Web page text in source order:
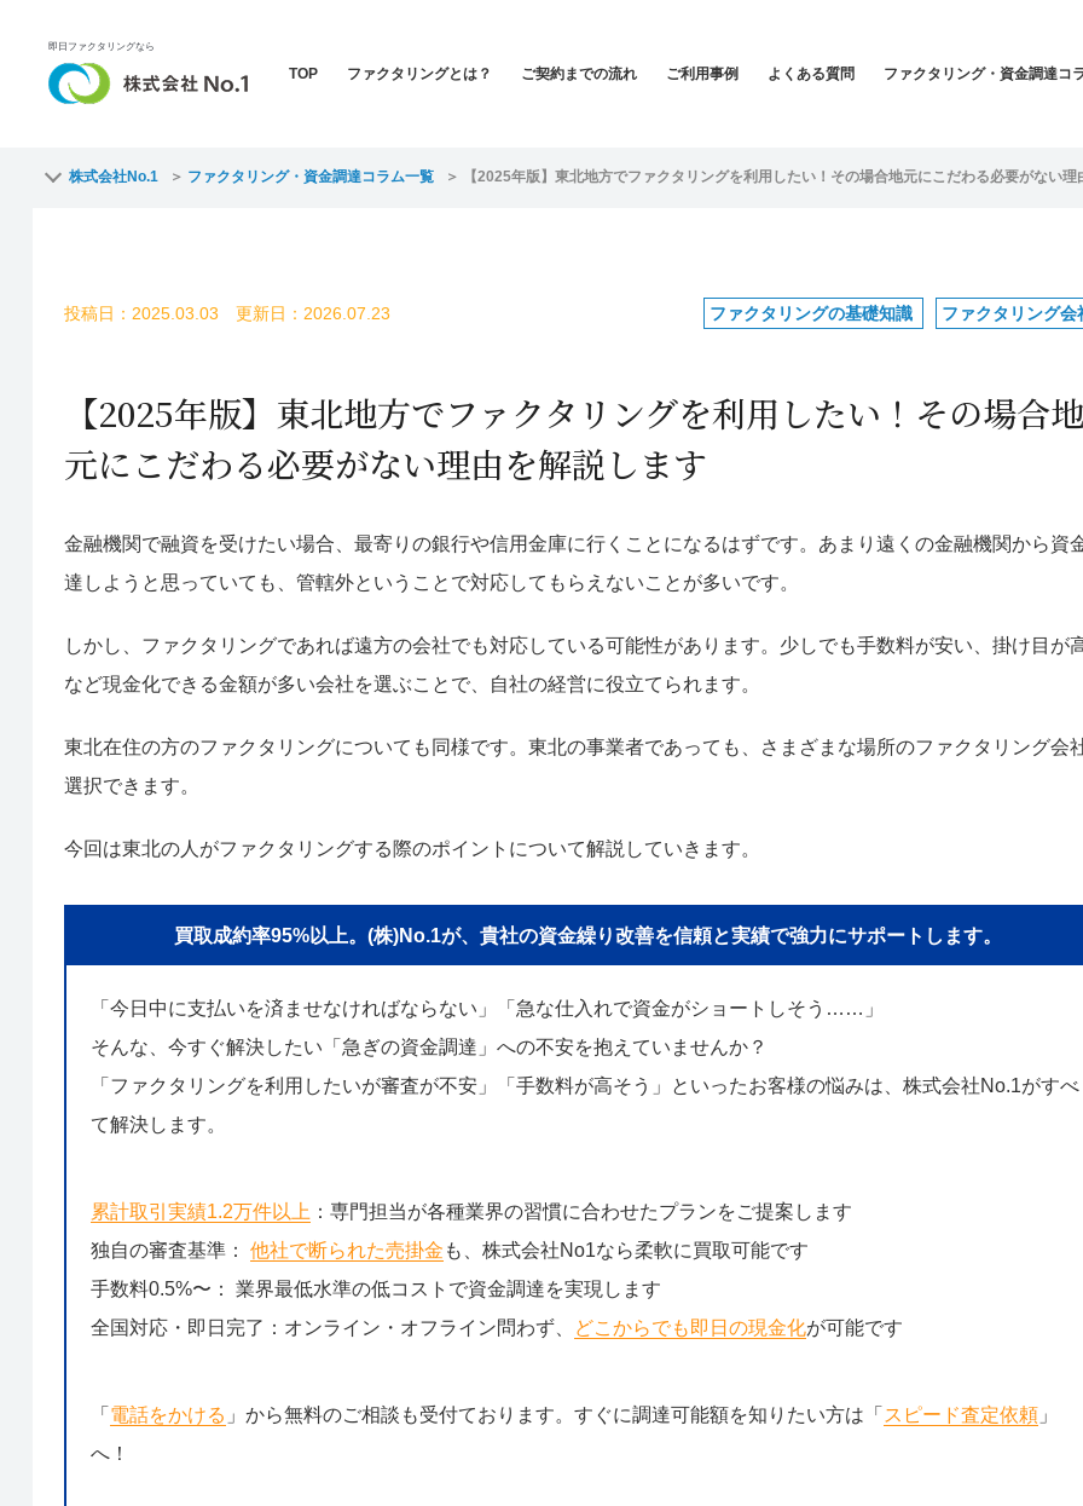
即日ファクタリングなら
TOP ファクタリングとは？ ご契約までの流れ ご利用事例 よくある質問 ファクタリング・資金調達コ
株式会社No.1 ファクタリング・資金調達コラム一覧 【2025年版】東北地方でファクタリングを利用したい！その場合地元にこだわる必要がない理
投稿日：2025.03.03 更新日：2026.07.23 ファクタリングの基礎知識 ファクタリング会
【2025年版】東北地方でファクタリングを利用したい！その場合地
元にこだわる必要がない理由を解説します
金融機関で融資を受けたい場合、最寄りの銀行や信用金庫に行くことになるはずです。あまり遠くの金融機関から資
達しようと思っていても、管轄外ということで対応してもらえないことが多いです。
しかし、ファクタリングであれば遠方の会社でも対応している可能性があります。少しでも手数料が安い、掛け目が
など現金化できる金額が多い会社を選ぶことで、自社の経営に役立てられます。
東北在住の方のファクタリングについても同様です。東北の事業者であっても、さまざまな場所のファクタリング会
選択できます。
今回は東北の人がファクタリングする際のポイントについて解説していきます。
買取成約率95%以上。(株)No.1が、貴社の資金繰り改善を信頼と実績で強力にサポートします。
「今日中に支払いを済ませなければならない」「急な仕入れで資金がショートしそう……」
そんな、今すぐ解決したい「急ぎの資金調達」への不安を抱えていませんか？
「ファクタリングを利用したいが審査が不安」「手数料が高そう」といったお客様の悩みは、株式会社No.1がすべ
て解決します。
累計取引実績1.2万件以上 ：専門担当が各種業界の習慣に合わせたプランをご提案します
独自の審査基準： 他社で断られた売掛金 も、株式会社No1なら柔軟に買取可能です
手数料0.5%〜： 業界最低水準の低コストで資金調達を実現します
全国対応・即日完了：オンライン・オフライン問わず、
どこからでも即日の現金化が可能です
「 電話をかける 」から無料のご相談も受付ております。すぐに調達可能額を知りたい方は「 スピード査定依頼」
へ！